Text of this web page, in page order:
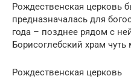
Рождественская церковь
предназначалась для
года – позднее рядом с
Борисоглебский храм
Рождественская церковь